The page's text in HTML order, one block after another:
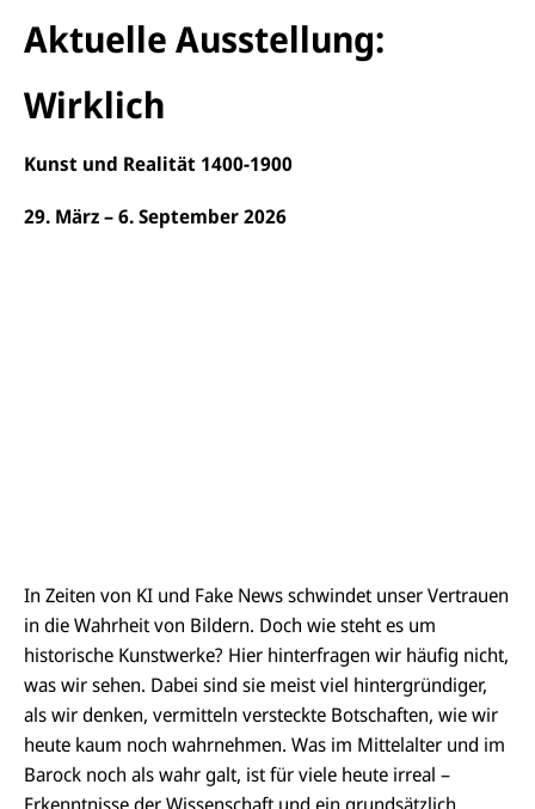
Aktuelle Ausstellung:
Wirklich
Kunst und Realität 1400-1900
29. März – 6. September 2026
In Zeiten von KI und Fake News schwindet unser Vertrauen
in die Wahrheit von Bildern. Doch wie steht es um
historische Kunstwerke? Hier hinterfragen wir häufig nicht,
was wir sehen. Dabei sind sie meist viel hintergründiger,
als wir denken, vermitteln versteckte Botschaften, wie wir
heute kaum noch wahrnehmen. Was im Mittelalter und im
Barock noch als wahr galt, ist für viele heute irreal –